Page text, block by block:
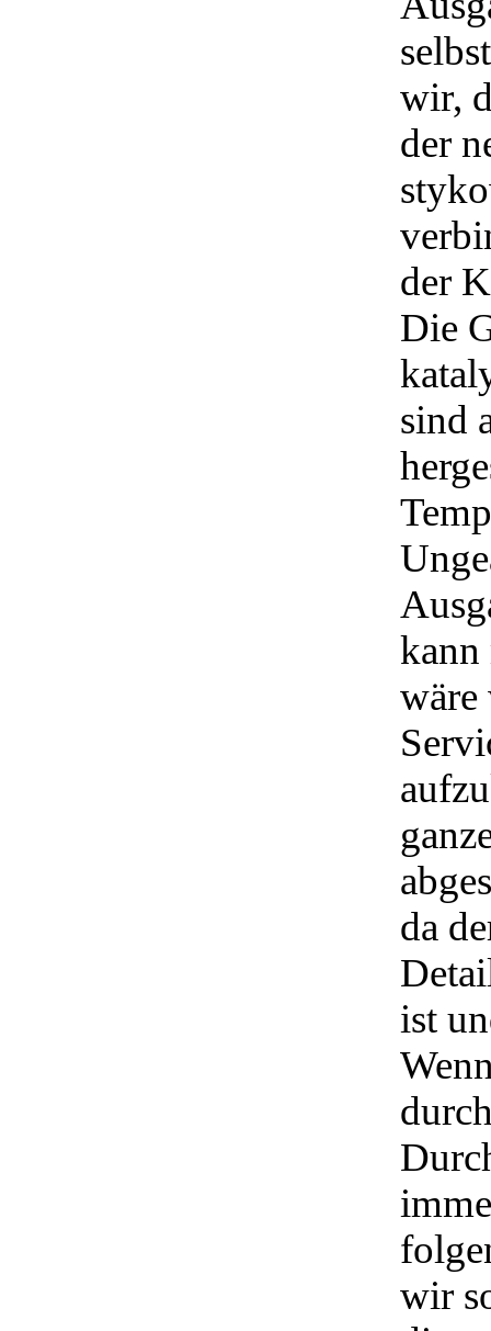
wir,
der
der
Die
sind
kann
wäre
da
ist
wir